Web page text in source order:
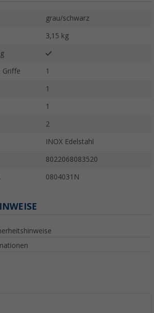
grau/schwarz
3,15 kg
Griffe 1
1
1
2
INOX Edelstahl
8022068083520
0804031N